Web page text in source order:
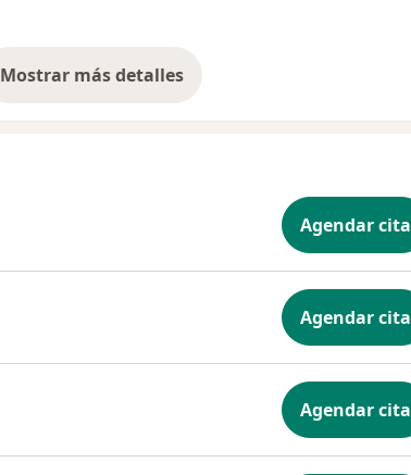
Mostrar más detalles
sobre la experiencia
Agendar cita
Agendar cita
Agendar cita